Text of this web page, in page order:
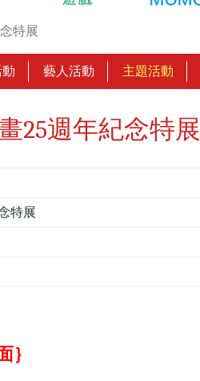
特展
藝人活動 主題活動
25週年紀念特展
特展
｝